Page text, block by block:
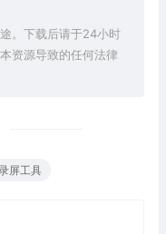
。下载后请于24小时
资源导致的任何法律
屏工具